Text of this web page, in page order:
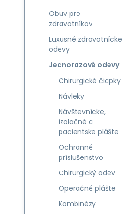
Obuv pre
zdravotníkov
Luxusné zdravotnícke
odevy
Jednorazové odevy
Chirurgické čiapky
Návleky
Návštevnícke,
izolačné a
pacientske plášte
Ochranné
príslušenstvo
Chirurgický odev
Operačné plášte
Kombinézy